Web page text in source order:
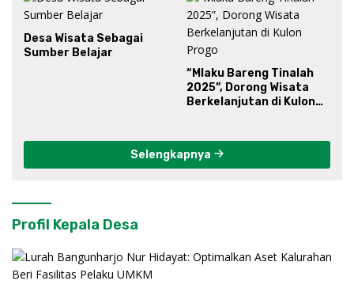
Desa Wisata Sebagai
Sumber Belajar
“Mlaku Bareng Tinalah
2025”, Dorong Wisata
Berkelanjutan di Kulon
Selengkapnya
Profil Kepala Desa